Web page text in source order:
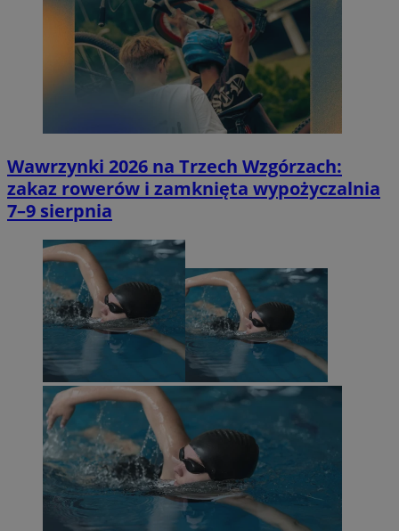
Wawrzynki 2026 na Trzech Wzgórzach:
zakaz rowerów i zamknięta wypożyczalnia
7–9 sierpnia